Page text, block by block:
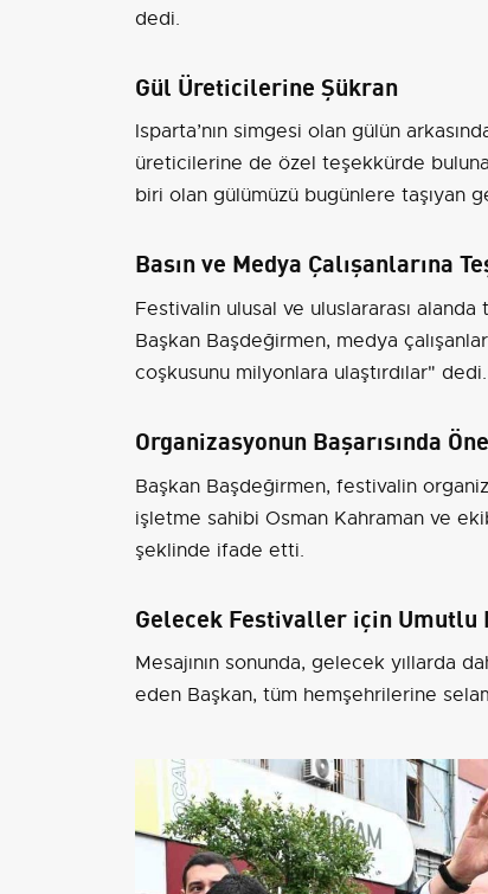
dedi.
Gül Üreticilerine Şükran
Isparta’nın simgesi olan gülün
üreticilerine de özel teşekkürde
biri olan gülümüzü bugünlere taşıyan
Basın ve Medya Çalışanlarına
Festivalin ulusal ve uluslararası alanda
Başkan Başdeğirmen, medya
coşkusunu milyonlara ulaştırdılar" dedi.
Organizasyonun Başarısında
Başkan Başdeğirmen, festivalin
işletme sahibi Osman Kahraman ve
şeklinde ifade etti.
Gelecek Festivaller için Umutlu
Mesajının sonunda, gelecek yıllarda
eden Başkan, tüm hemşehrilerine